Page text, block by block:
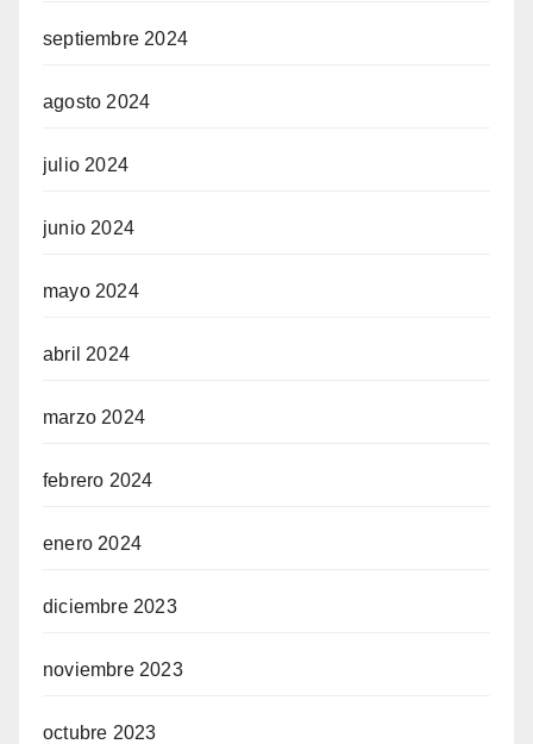
septiembre 2024
agosto 2024
julio 2024
junio 2024
mayo 2024
abril 2024
marzo 2024
febrero 2024
enero 2024
diciembre 2023
noviembre 2023
octubre 2023